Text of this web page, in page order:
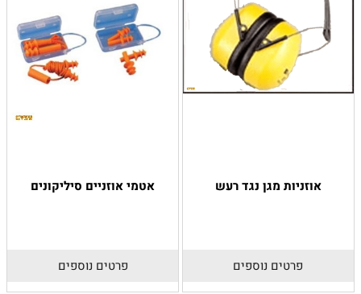
אוזניות מגן נגד רעש
פרטים נוספים
אטמי אוזניים סיליקונים
פרטים נוספים